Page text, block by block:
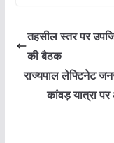
e
b
o
o
er
तहसील स्तर पर
की बैठक
राज्यपाल लेफ्टिनेट
कांवड़ यात्रा